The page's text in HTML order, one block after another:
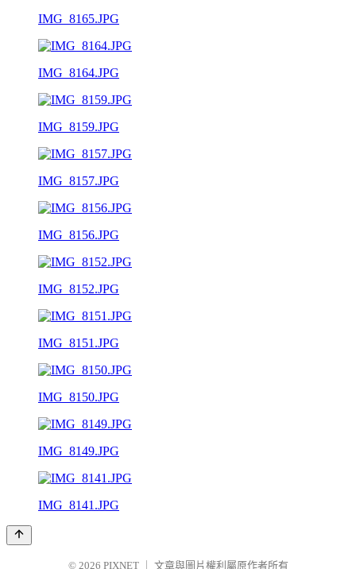
IMG_8165.JPG
IMG_8164.JPG
IMG_8159.JPG
IMG_8157.JPG
IMG_8156.JPG
IMG_8152.JPG
IMG_8151.JPG
IMG_8150.JPG
IMG_8149.JPG
IMG_8141.JPG
© 2026 PIXNET 文章與圖片權利屬原作者所有